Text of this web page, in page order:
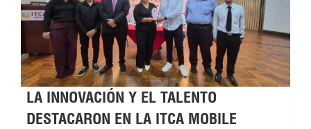
LA INNOVACIÓN Y EL TALENTO
DESTACARON EN LA ITCA MOBILE